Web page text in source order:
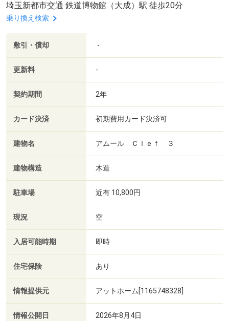
埼玉新都市交通 鉄道博物館（大成）駅 徒歩20分
乗り換え検索
敷引・償却 -
更新料 -
契約期間 2年
カード決済 初期費用カード決済可
建物名 アムール Ｃｌｅｆ ３
建物構造 木造
駐車場 近有 10,800円
現況 空
入居可能時期 即時
住宅保険 あり
情報提供元 アットホーム[1165748328]
情報公開日 2026年8月4日